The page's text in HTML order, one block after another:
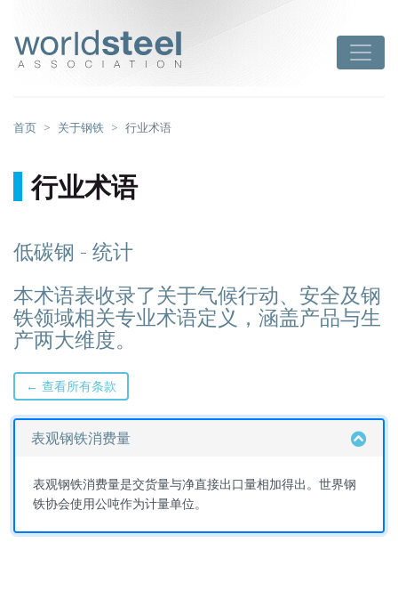
首页 关于钢铁 行业术语
行业术语
低碳钢 - 统计
本术语表收录了关于气候行动、安全及钢
铁领域相关专业术语定义，涵盖产品与生
产两大维度。
← 查看所有条款
表观钢铁消费量
表观钢铁消费量是交货量与净直接出口量相加得出。世界钢
铁协会使用公吨作为计量单位。